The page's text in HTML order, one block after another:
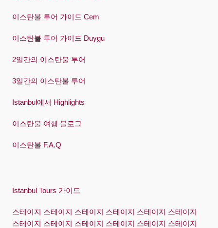
Việt
이스탄불 투어 가이드 Cem
이스탄불 투어 가이드 Duygu
2일간의 이스탄불 투어
3일간의 이스탄불 투어
Istanbul에서 Highlights
이스탄불 여행 블로그
이스탄불 F.A.Q
Istanbul Tours 가이드
스테이지 스테이지 스테이지 스테이지 스테이지 스테이지
스테이지 스테이지 스테이지 스테이지 스테이지 스테이지